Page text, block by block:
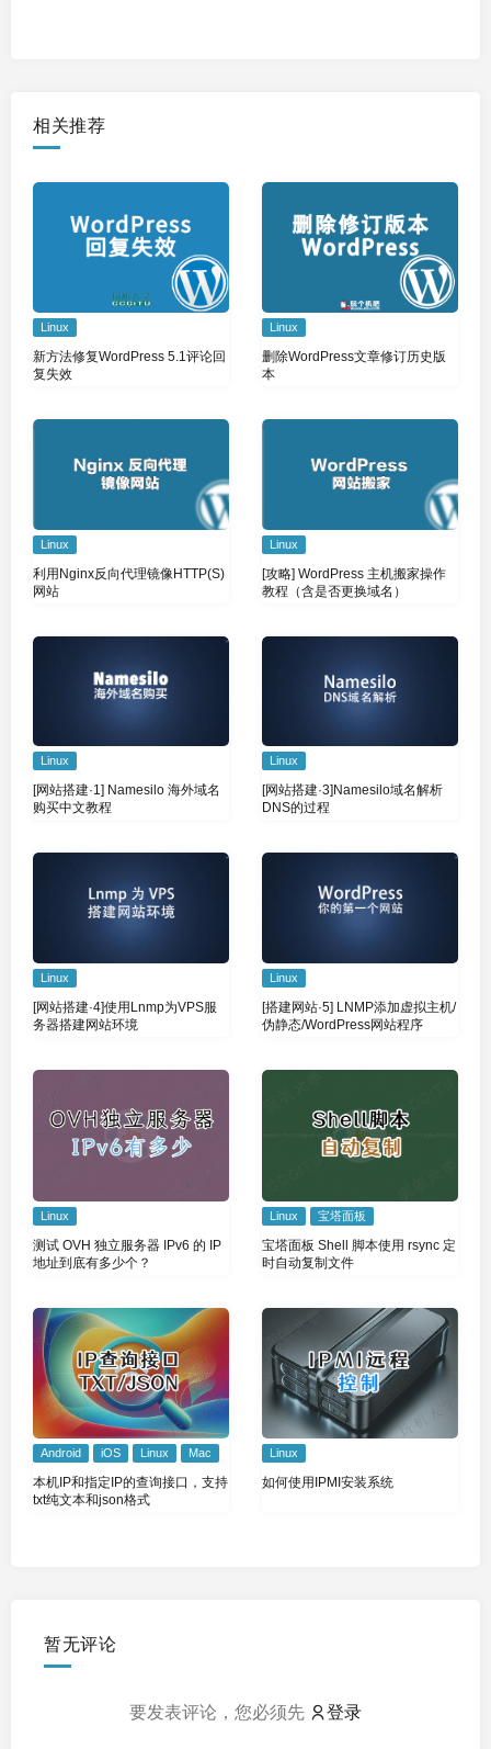
相关推荐
Linux
新方法修复WordPress 5.1评论回
复失效
Linux
删除WordPress文章修订历史版
本
Linux
利用Nginx反向代理镜像HTTP(S)
网站
Linux
[攻略] WordPress 主机搬家操作
教程（含是否更换域名）
Linux
[网站搭建·1] Namesilo 海外域名
购买中文教程
Linux
[网站搭建·3]Namesilo域名解析
DNS的过程
Linux
[网站搭建·4]使用Lnmp为VPS服
务器搭建网站环境
Linux
[搭建网站·5] LNMP添加虚拟主机/
伪静态/WordPress网站程序
Linux
测试 OVH 独立服务器 IPv6 的 IP
地址到底有多少个？
Linux 宝塔面板
宝塔面板 Shell 脚本使用 rsync 定
时自动复制文件
Android iOS Linux Mac
本机IP和指定IP的查询接口，支持
txt纯文本和json格式
Linux
如何使用IPMI安装系统
暂无评论
要发表评论，您必须先 登录